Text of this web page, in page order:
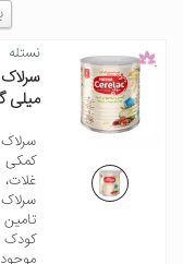
نستله
میلی